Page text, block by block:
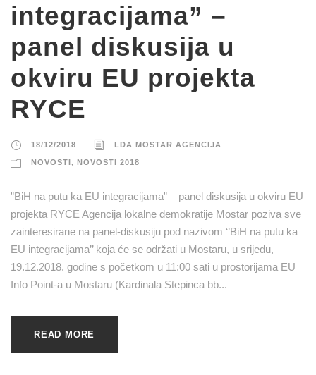
integracijama” –
panel diskusija u
okviru EU projekta
RYCE
18/12/2018 LDA MOSTAR AGENCIJA
NOVOSTI, NOVOSTI 2018
”BiH na putu ka EU integracijama” – panel diskusija u okviru EU
projekta RYCE Agencija lokalne demokratije Mostar poziva sve
zainteresirane na panel-diskusiju pod nazivom ‘’BiH na putu ka
EU integracijama’’ koja će se održati u Mostaru, u srijedu,
19.12.2018. godine s početkom u 11:00 sati u prostorijama EU
Info Point-a u Mostaru (Kardinala Stepinca bb...
READ MORE